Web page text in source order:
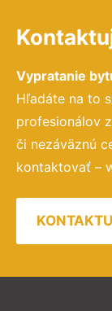
Vypratanie
Hľadáte na to
profesionálov
či nezáväznú
kontaktovať –